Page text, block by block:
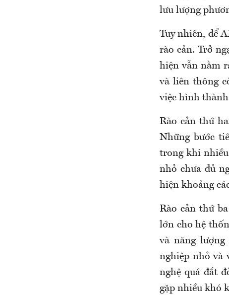
lưu lượng
Tuy nhiên, để
rào cản. Trở
hiện vẫn nằm
và liên thông
việc hình
Rào cản thứ
Những bước
trong khi nhiều
nhỏ chưa đủ
hiện khoảng
Rào cản thứ
lớn cho hệ
và năng
nghiệp nhỏ và
nghệ quá đắt
gặp nhiều khó